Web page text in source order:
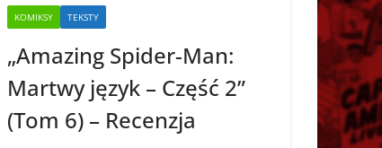
KOMIKSY TEKSTY
„Amazing Spider-Man:
Martwy język – Część 2”
(Tom 6) – Recenzja